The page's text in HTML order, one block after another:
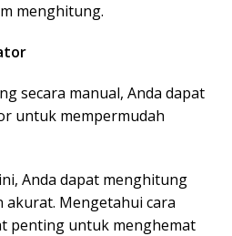
menghitung.
secara manual, Anda dapat
untuk mempermudah
Anda dapat menghitung
akurat. Mengetahui cara
penting untuk menghemat